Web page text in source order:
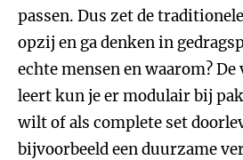
passen. Dus zet de
opzij en ga denken in
echte mensen en waarom?
leert kun je er modulair bij
wilt of als complete set
bijvoorbeeld een duurzame